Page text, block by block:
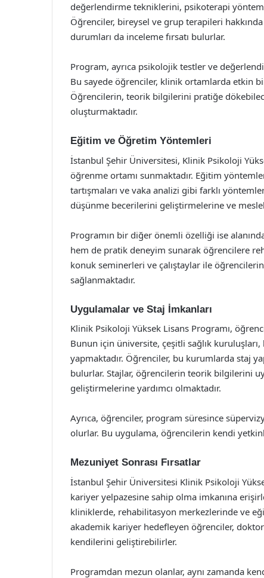
değerlendirme tekniklerini, psikoterapi
Öğrenciler, bireysel ve grup terapileri
durumları da inceleme fırsatı bulurlar.
Program, ayrıca psikolojik testler ve
Bu sayede öğrenciler, klinik ortamlarda etkin
Öğrencilerin, teorik bilgilerini pratiğe
oluşturmaktadır.
Eğitim ve Öğretim Yöntemleri
İstanbul Şehir Üniversitesi, Klinik Psikoloji
öğrenme ortamı sunmaktadır. Eğitim
tartışmaları ve vaka analizi gibi farklı
düşünme becerilerini geliştirmelerine ve
Programın bir diğer önemli özelliği ise
hem de pratik deneyim sunarak öğrencilere
konuk seminerleri ve çalıştaylar ile
sağlanmaktadır.
Uygulamalar ve Staj İmkanları
Klinik Psikoloji Yüksek Lisans Programı,
Bunun için üniversite, çeşitli sağlık
yapmaktadır. Öğrenciler, bu kurumlarda staj
bulurlar. Stajlar, öğrencilerin teorik bilgilerini
geliştirmelerine yardımcı olmaktadır.
Ayrıca, öğrenciler, program süresince
olurlar. Bu uygulama, öğrencilerin kendi
Mezuniyet Sonrası Fırsatlar
İstanbul Şehir Üniversitesi Klinik Psikoloji
kariyer yelpazesine sahip olma imkanına
kliniklerde, rehabilitasyon merkezlerinde ve
akademik kariyer hedefleyen öğrenciler,
kendilerini geliştirebilirler.
Programdan mezun olanlar, aynı zamanda